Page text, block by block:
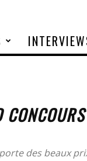
des beaux